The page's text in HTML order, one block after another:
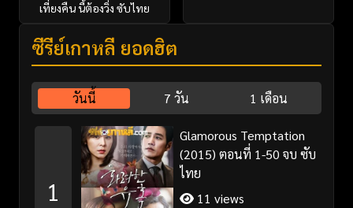
เที่ยงคืน นี้ต้องวิ่ง ซับไทย
ซีรี่ย์เกาหลี ยอดฮิต
วันนี้ 7 วัน 1 เดือน
1
Glamorous Temptation
(2015) ตอนที่ 1-50 จบ ซับ
ไทย
11 views